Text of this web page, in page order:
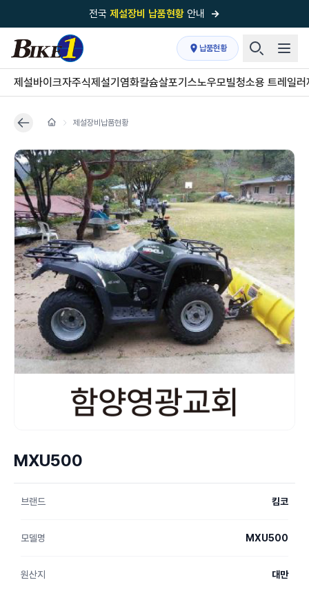
전국 제설장비 납품현황 안내 →
국내 1위 제설장비 제작 전문업체 (주)바이크원
제설 현장의 정답!다목적 차량의 표준!
전국제설장비 납품현황안내→
'국내 유일'의
전국이 선택한제설·다목적 장비 전문기업
납품현황
제설바이크자주식제설기 염화칼슘살포기 스노우모빌청소용 트레일러
제설장비납품현황
MXU500
브랜드 킴코
모델명 MXU500
원산지 대만